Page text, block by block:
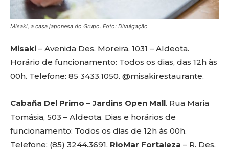
Misaki, a casa japonesa do Grupo. Foto: Divulgação
Misaki – Avenida Des. Moreira, 1031 – Aldeota.
Horário de funcionamento: Todos os dias, das 12h às
00h. Telefone: 85 3433.1050. @misakirestaurante.
Cabaña Del Primo –Jardins Open Mall. Rua Maria
Tomásia, 503 – Aldeota. Dias e horários de
funcionamento: Todos os dias de 12h às 00h.
Telefone: (85) 3244.3691. RioMar Fortaleza – R. Des.